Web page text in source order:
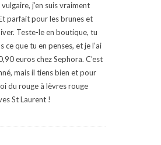
j’en suis vraiment
parfait pour les brunes et
Teste-le en boutique, tu
ce que tu en penses, et je l’ai
euros chez Sephora. C’est
mais il tiens bien et pour
du rouge à lèvres rouge
St Laurent !